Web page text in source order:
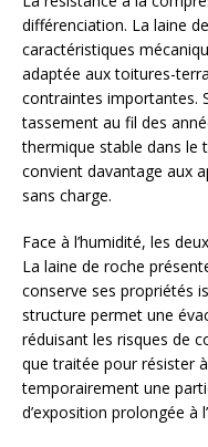
différenciation. La laine
caractéristiques
adaptée aux toitures-
contraintes importantes.
tassement au fil des
thermique stable dans le
convient davantage aux
sans charge.
Face à l’humidité, les
La laine de roche
conserve ses propriétés
structure permet une
réduisant les risques de
que traitée pour résister
temporairement une
d’exposition prolongée à